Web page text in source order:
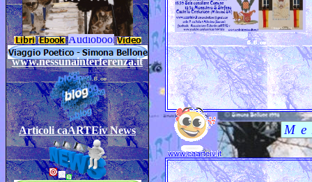
www.nessunainterferenza.it
Articoli caARTEiv News